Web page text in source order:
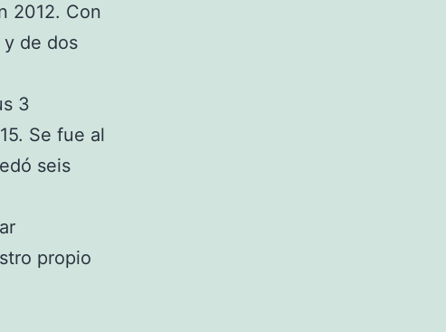
2012. Con
de dos
3
Se fue al
seis
propio